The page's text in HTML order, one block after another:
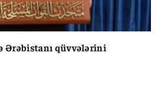
Ərəbistanı qüvvələrini